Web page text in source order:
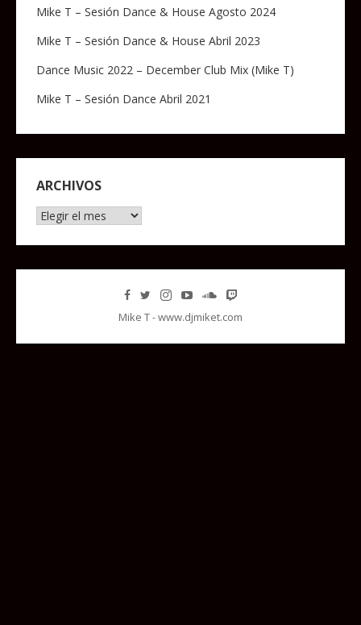
Mike T – Sesión Dance & House Agosto 2024
Mike T – Sesión Dance & House Abril 2023
Dance Music 2022 – December Club Mix (Mike T)
Mike T – Sesión Dance Abril 2021
ARCHIVOS
Archivos
Mike T - www.djmiket.com